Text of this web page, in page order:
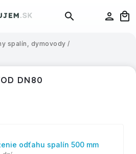
spalín, dymovody /
DN80
odťahu spalín 500 mm